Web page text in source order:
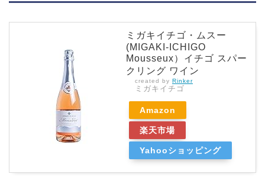
ミガキイチゴ・ムスー
(MIGAKI-ICHIGO
Mousseux）イチゴ スパー
クリング ワイン
created by Rinker
ミガキイチゴ
Amazon
楽天市場
Yahooショッピング